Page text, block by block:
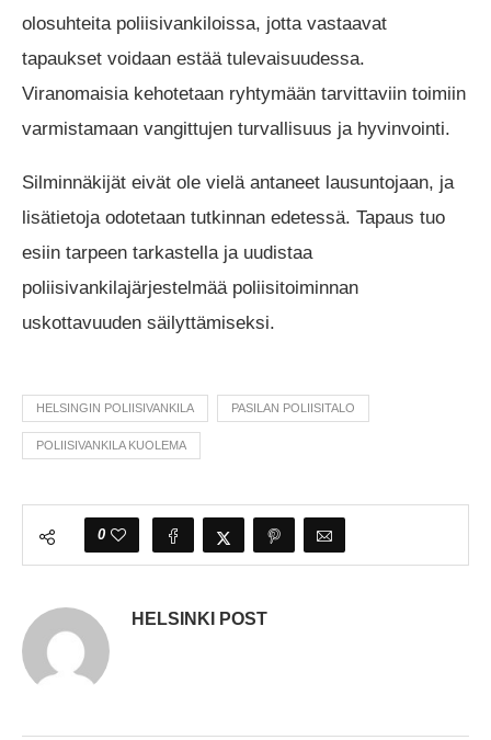
olosuhteita poliisivankiloissa, jotta vastaavat
tapaukset voidaan estää tulevaisuudessa.
Viranomaisia kehotetaan ryhtymään tarvittaviin toimiin
varmistamaan vangittujen turvallisuus ja hyvinvointi.
Silminnäkijät eivät ole vielä antaneet lausuntojaan, ja
lisätietoja odotetaan tutkinnan edetessä. Tapaus tuo
esiin tarpeen tarkastella ja uudistaa
poliisivankilajärjestelmää poliisitoiminnan
uskottavuuden säilyttämiseksi.
HELSINGIN POLIISIVANKILA PASILAN POLIISITALO
POLIISIVANKILA KUOLEMA
0
HELSINKI POST